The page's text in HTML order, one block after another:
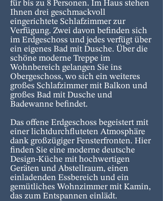
für bis zu 8 Personen. Im Haus stehen
Ihnen drei geschmackvoll
eingerichtete Schlafzimmer zur
Verfügung. Zwei davon befinden sich
im Erdgeschoss und jedes verfügt über
ein eigenes Bad mit Dusche. Über die
schöne moderne Treppe im
Wohnbereich gelangen Sie ins
Obergeschoss, wo sich ein weiteres
großes Schlafzimmer mit Balkon und
großes Bad mit Dusche und
Badewanne befindet.
Das offene Erdgeschoss begeistert mit
einer lichtdurchfluteten Atmosphäre
dank großzügiger Fensterfronten. Hier
finden Sie eine moderne deutsche
Design-Küche mit hochwertigen
Geräten und Abstellraum, einen
einladenden Essbereich und ein
gemütliches Wohnzimmer mit Kamin,
das zum Entspannen einlädt.